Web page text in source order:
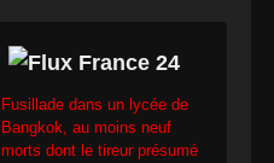
France 24
Fusillade dans un lycée de
Bangkok, au moins neuf
morts dont le tireur présumé